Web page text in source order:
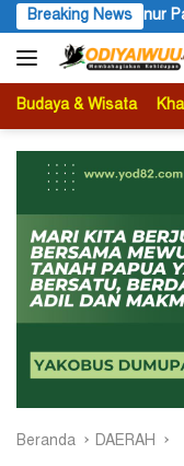
Langsung
ke
konten
Breaking News
Pegunungan
Budaya & Wisata
Beranda DAERAH